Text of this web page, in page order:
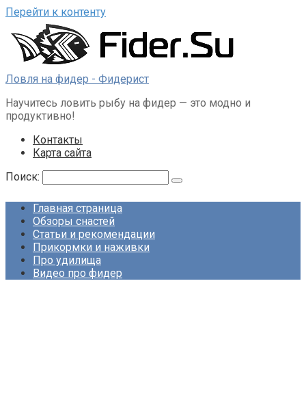
Перейти к контенту
Ловля на фидер - Фидерист
Научитесь ловить рыбу на фидер — это модно и
продуктивно!
Контакты
Карта сайта
Поиск:
Главная страница
Обзоры снастей
Статьи и рекомендации
Прикормки и наживки
Про удилища
Видео про фидер